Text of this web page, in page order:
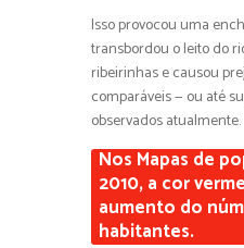
Isso provocou uma
transbordou o leito do
ribeirinhas e causou
comparáveis — ou até
observados atualmente.
Nos Mapas de
2010, a cor
aumento do
habitantes.